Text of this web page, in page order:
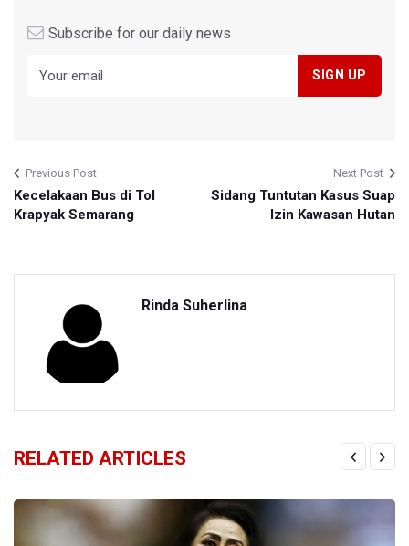
Subscribe for our daily news
Previous Post
Kecelakaan Bus di Tol
Krapyak Semarang
Next Post
Sidang Tuntutan Kasus Suap
Izin Kawasan Hutan
Rinda Suherlina
RELATED ARTICLES